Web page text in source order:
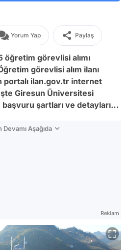
Yorum Yap Paylaş
öğretim görevlisi alımı
görevlisi alım ilanı
portalı ilan.gov.tr internet
Giresun Üniversitesi
şartları ve detayları…
Aşağıda
Reklam